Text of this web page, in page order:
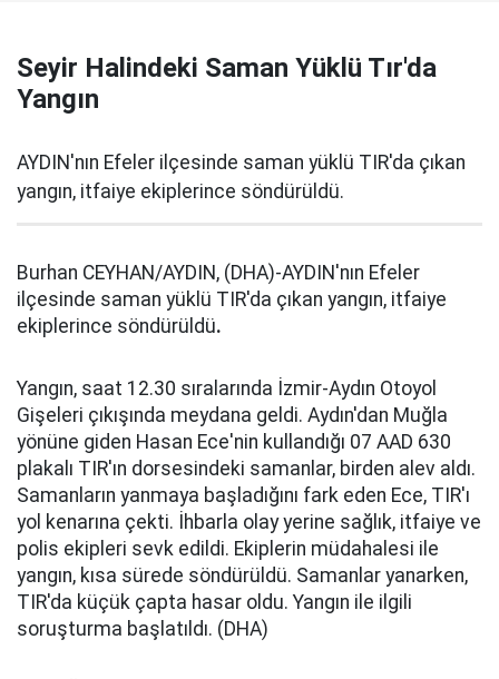
Seyir Halindeki Saman Yüklü Tır'da
Yangın
AYDIN'nın Efeler ilçesinde saman yüklü TIR'da çıkan
yangın, itfaiye ekiplerince söndürüldü.
Burhan CEYHAN/AYDIN, (DHA)-AYDIN'nın Efeler
ilçesinde saman yüklü TIR'da çıkan yangın, itfaiye
ekiplerince söndürüldü.
Yangın, saat 12.30 sıralarında İzmir-Aydın Otoyol
Gişeleri çıkışında meydana geldi. Aydın'dan Muğla
yönüne giden Hasan Ece'nin kullandığı 07 AAD 630
plakalı TIR'ın dorsesindeki samanlar, birden alev aldı.
Samanların yanmaya başladığını fark eden Ece, TIR'ı
yol kenarına çekti. İhbarla olay yerine sağlık, itfaiye ve
polis ekipleri sevk edildi. Ekiplerin müdahalesi ile
yangın, kısa sürede söndürüldü. Samanlar yanarken,
TIR'da küçük çapta hasar oldu. Yangın ile ilgili
soruşturma başlatıldı. (DHA)